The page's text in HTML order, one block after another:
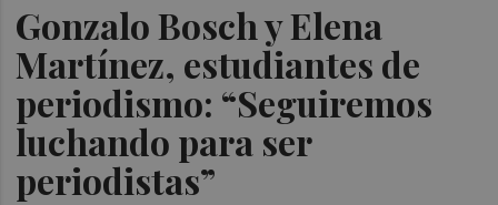
Gonzalo Bosch y Elena
Martínez, estudiantes de
periodismo: “Seguiremos
luchando para ser
periodistas”